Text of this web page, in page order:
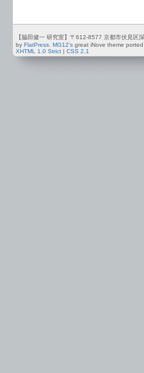
【脇田健一 研究室】〒612-8577 京都市伏見
by FlatPress. MG12's great iNove theme
XHTML 1.0 Strict
CSS 2.1